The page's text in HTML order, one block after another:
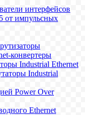
интерфейсов
от импульсных
конвертеры
Industrial Ethernet
Industrial
Power Over
Ethernet